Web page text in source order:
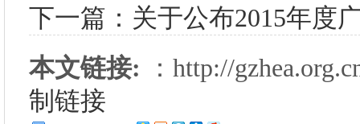
下一篇：关于公布2015年度
本文链接: ： http://
制链接